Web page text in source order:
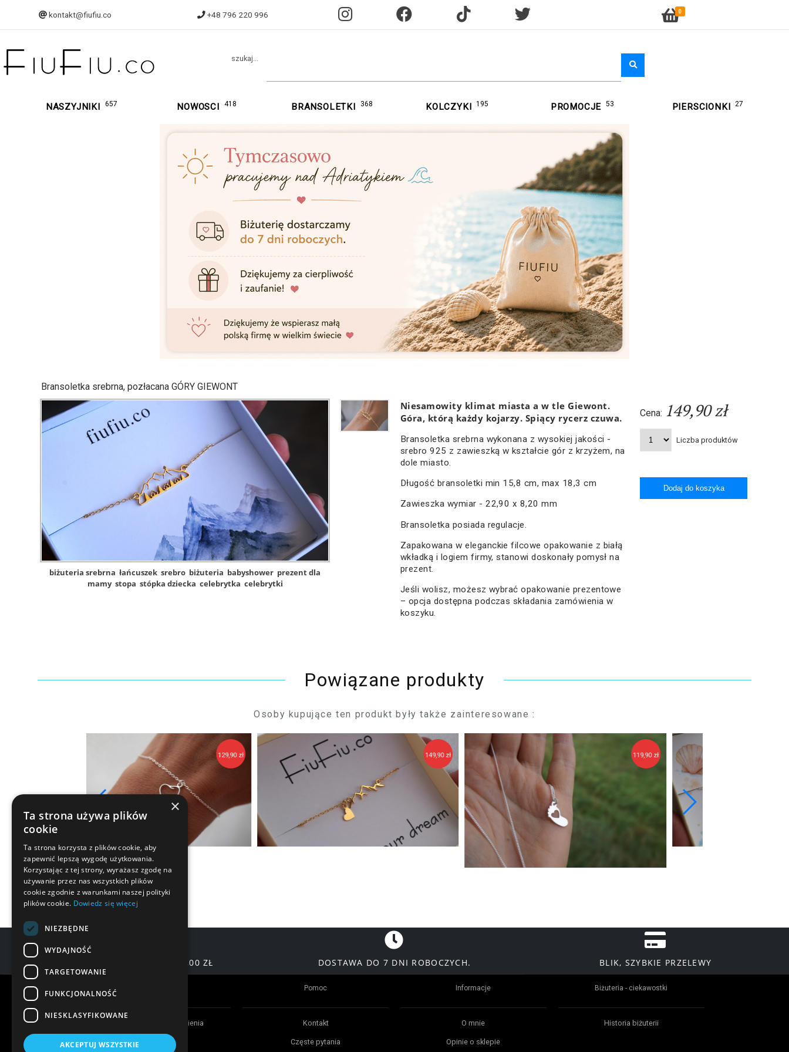
kontakt@fiufiu.co +48 796 220 996 0
szukaj...
NASZYJNIKI 657 NOWOSCI 418 BRANSOLETKI 368 KOLCZYKI 195 PROMOCJE 53 PIERSCIONKI 27
Bransoletka srebrna, pozłacana GÓRY GIEWONT
biżuteria srebrna łańcuszek srebro biżuteria babyshower prezent dla
mamy stopa stópka dziecka celebrytka celebrytki
Niesamowity klimat miasta a w tle Giewont.
Góra, którą każdy kojarzy. Spiący rycerz czuwa.
Bransoletka srebrna wykonana z wysokiej jakości -
srebro 925 z zawieszką w kształcie gór z krzyżem, na
dole miasto.
Długość bransoletki min 15,8 cm, max 18,3 cm
Zawieszka wymiar - 22,90 x 8,20 mm
Bransoletka posiada regulacje.
Zapakowana w eleganckie filcowe opakowanie z białą
wkładką i logiem firmy, stanowi doskonały pomysł na
prezent.
Jeśli wolisz, możesz wybrać opakowanie prezentowe
– opcja dostępna podczas składania zamówienia w
koszyku.
Cena: 149,90 zł
Liczba produktów
Powiązane produkty
Osoby kupujące ten produkt były także zainteresowane :
119,90 zł 129,90 zł
DARMOWA DOSTAWA OD 200,00 ZŁ DOSTAWA DO 7 DNI ROBOCZYCH. BLIK, SZYBKIE PRZELEWY
Czas realizacji zamówienia
Formy płatności
Pomoc
Kontakt
Częste pytania
Informacje
O mnie
Opinie o sklepie
Biżuteria - ciekawostki
Historia biżuterii
×
Ta strona używa plików
cookie
Ta strona korzysta z plików cookie, aby
zapewnić lepszą wygodę użytkowania.
Korzystając z tej strony, wyrażasz zgodę na
używanie przez nas wszystkich plików
cookie zgodnie z warunkami naszej polityki
plików cookie. Dowiedz się więcej
NIEZBĘDNE
WYDAJNOŚĆ
TARGETOWANIE
FUNKCJONALNOŚĆ
NIESKLASYFIKOWANE
AKCEPTUJ WSZYSTKIE